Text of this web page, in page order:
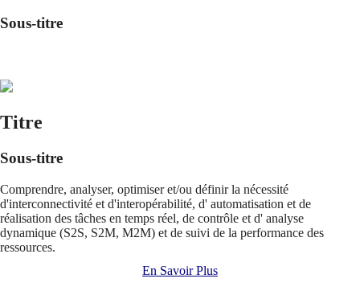
Sous-titre
Titre
Sous-titre
Comprendre, analyser, optimiser et/ou définir la nécessité
d'interconnectivité et d'interopérabilité, d' automatisation et de
réalisation des tâches en temps réel, de contrôle et d' analyse
dynamique (S2S, S2M, M2M) et de suivi de la performance des
ressources.
En Savoir Plus